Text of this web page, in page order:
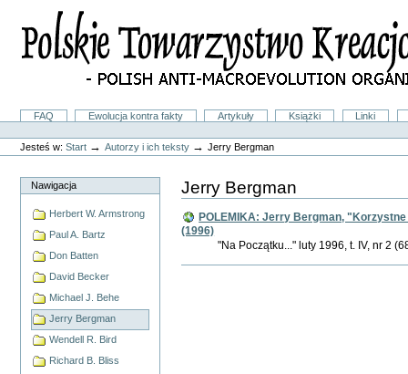
skróty
nawigacji
FAQ Ewolucja kontra fakty Artykuły Książki
Linki
Narzędzia
osobiste
Jesteś w: Start →Autorzy i ich teksty →Jerry Bergman
Nawigacja
Herbert W. Armstrong
Paul A. Bartz
Don Batten
David Becker
Michael J. Behe
Jerry Bergman
Wendell R. Bird
Richard B. Bliss
Jerry Bergman
POLEMIKA: Jerry Bergman,
(1996)
"Na Początku..." luty 1996, t. IV, nr 2